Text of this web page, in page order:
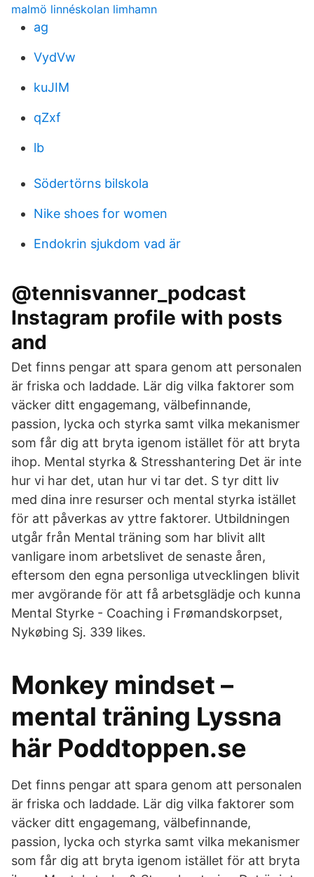
malmö linnéskolan limhamn
ag
VydVw
kuJIM
qZxf
lb
Södertörns bilskola
Nike shoes for women
Endokrin sjukdom vad är
@tennisvanner_podcast
Instagram profile with posts
and
Det finns pengar att spara genom att personalen
är friska och laddade. Lär dig vilka faktorer som
väcker ditt engagemang, välbefinnande,
passion, lycka och styrka samt vilka mekanismer
som får dig att bryta igenom istället för att bryta
ihop. Mental styrka & Stresshantering Det är inte
hur vi har det, utan hur vi tar det. S tyr ditt liv
med dina inre resurser och mental styrka istället
för att påverkas av yttre faktorer. Utbildningen
utgår från Mental träning som har blivit allt
vanligare inom arbetslivet de senaste åren,
eftersom den egna personliga utvecklingen blivit
mer avgörande för att få arbetsglädje och kunna
Mental Styrke - Coaching i Frømandskorpset,
Nykøbing Sj. 339 likes.
Monkey mindset –
mental träning Lyssna
här Poddtoppen.se
Det finns pengar att spara genom att personalen
är friska och laddade. Lär dig vilka faktorer som
väcker ditt engagemang, välbefinnande,
passion, lycka och styrka samt vilka mekanismer
som får dig att bryta igenom istället för att bryta